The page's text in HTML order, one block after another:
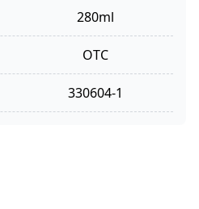
280ml
OTC
330604-1